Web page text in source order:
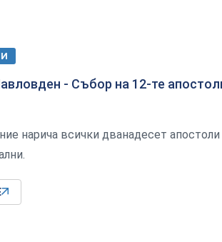
- Събор на 12-те
нарича всички дванадесет апостоли